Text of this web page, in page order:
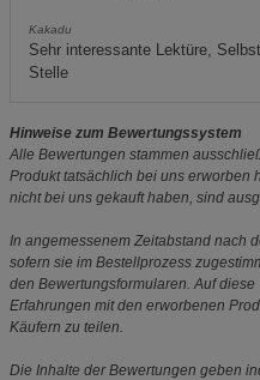
Kakadu
Sehr interessante Lektüre,
Stelle
Hinweise zum Bewertungssystem
Alle Bewertungen stammen
Produkt tatsächlich bei uns erworben
nicht bei uns gekauft haben, sind
In angemessenem Zeitabstand nach
sofern sie im Bestellprozess
den Bewertungsformularen. Auf
Erfahrungen mit den erworbenen
Käufern zu teilen.
Die Inhalte der Bewertungen geben